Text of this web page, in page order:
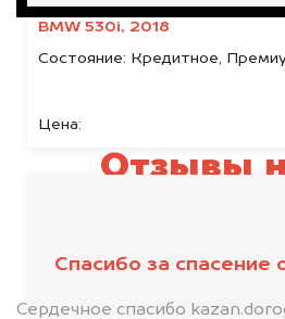
BMW 530i, 2018
Состояние: Кредитное,
Цена:
Отзывы
Спасибо за спасение
Сердечное спасибо